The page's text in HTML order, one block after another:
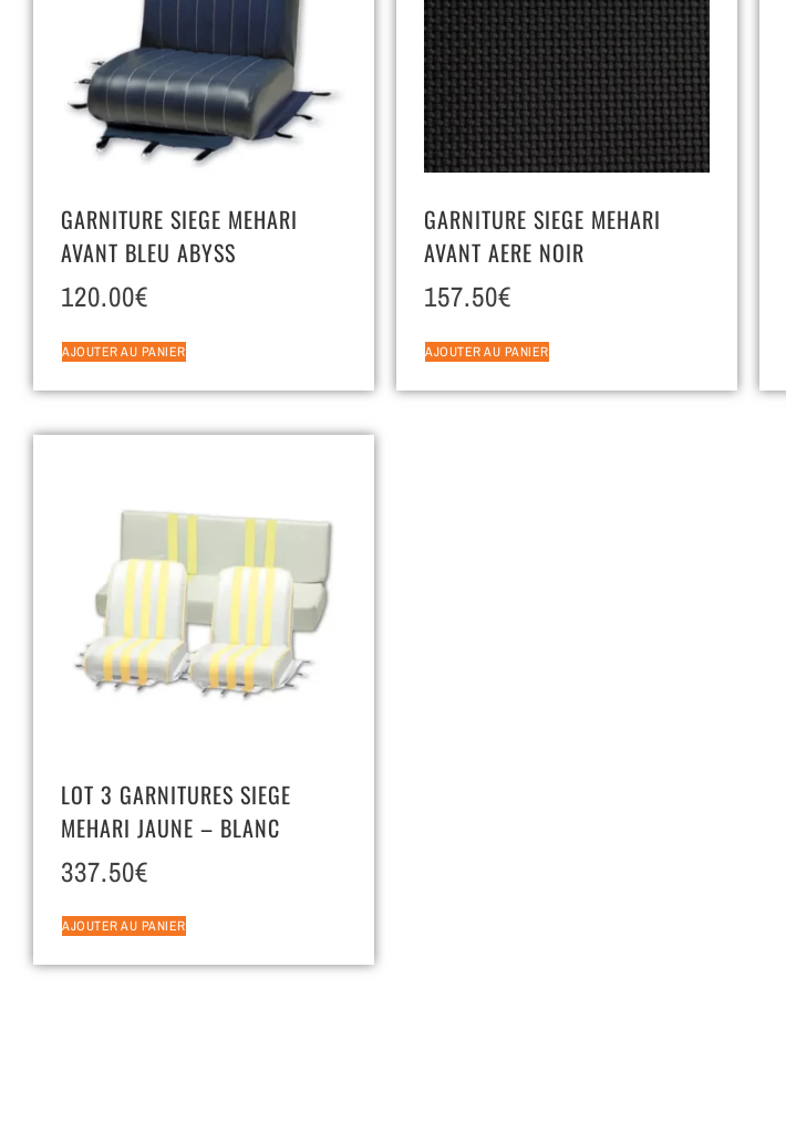
GARNITURE SIEGE MEHARI
AVANT BLEU ABYSS
120.00€
AJOUTER AU PANIER
GARNITURE SIEGE MEHARI
AVANT AERE NOIR
157.50€
AJOUTER AU PANIER
LOT 3 GARNITURES SIEGE
MEHARI JAUNE – BLANC
337.50€
AJOUTER AU PANIER